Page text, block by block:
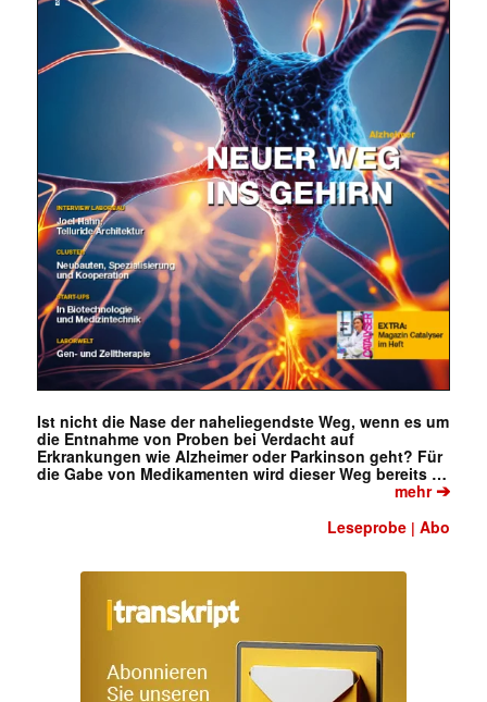
Ist nicht die Nase der naheliegendste Weg, wenn es um
die Entnahme von Proben bei Verdacht auf
Erkrankungen wie Alzheimer oder Parkinson geht? Für
die Gabe von Medikamenten wird dieser Weg bereits …
mehr➔
Leseprobe |Abo